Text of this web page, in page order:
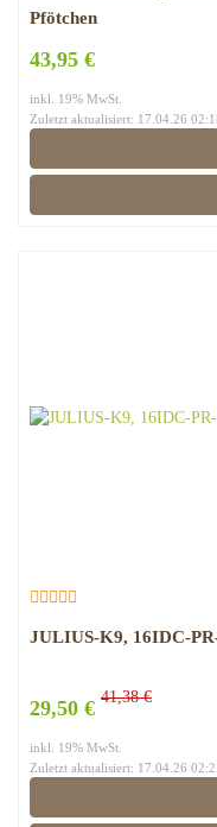
Pfötchen
43,95 €
inkl. 19% MwSt.
Zuletzt aktualisiert: 17.04.26
JULIUS-K9, 16IDC-
29,50 € 41,38 €
inkl. 19% MwSt.
Zuletzt aktualisiert: 17.04.26